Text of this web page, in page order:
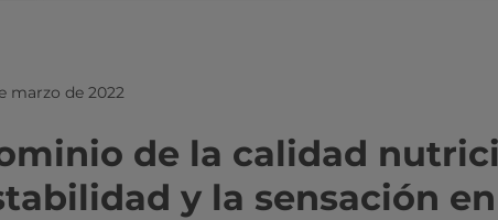
marzo de 2022
de la calidad
y la sensación